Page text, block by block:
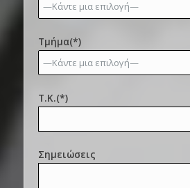
Τμήμα(*)
Τ.Κ.(*)
Σημειώσεις